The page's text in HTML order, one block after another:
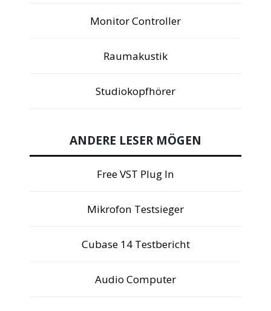
Monitor Controller
Raumakustik
Studiokopfhörer
ANDERE LESER MÖGEN
Free VST Plug In
Mikrofon Testsieger
Cubase 14 Testbericht
Audio Computer